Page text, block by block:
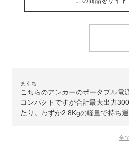
まくち
こちらのアンカーのポータブル電
コンパクトですが合計最大出力
たり。わずか2.8Kgの軽量で持ち運
全